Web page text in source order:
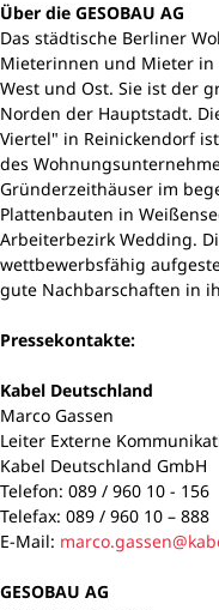
Über die GESOBAU AG
Das städtische Berliner
Mieterinnen und Mieter in
West und Ost. Sie ist der
Norden der Hauptstadt.
Viertel" in Reinickendorf
des
Gründerzeithäuser im
Plattenbauten in
Arbeiterbezirk Wedding.
wettbewerbsfähig
gute Nachbarschaften in
Pressekontakte:
Kabel Deutschland
Marco Gassen
Leiter Externe
Kabel Deutschland GmbH
Telefon: 089 / 960 10 - 156
Telefax: 089 / 960 10 – 888
E-Mail:
GESOBAU AG